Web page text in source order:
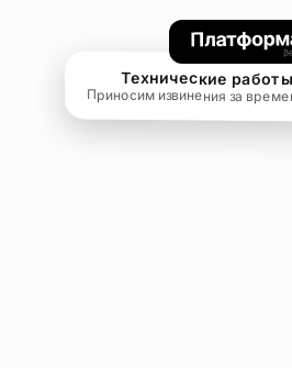
Технические
Приносим извинения за